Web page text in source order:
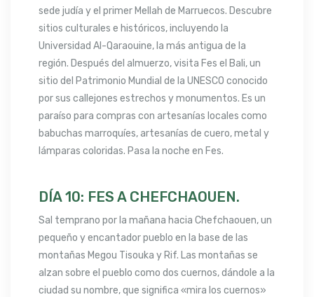
sede judía y el primer Mellah de Marruecos. Descubre
sitios culturales e históricos, incluyendo la
Universidad Al-Qaraouine, la más antigua de la
región. Después del almuerzo, visita Fes el Bali, un
sitio del Patrimonio Mundial de la UNESCO conocido
por sus callejones estrechos y monumentos. Es un
paraíso para compras con artesanías locales como
babuchas marroquíes, artesanías de cuero, metal y
lámparas coloridas. Pasa la noche en Fes.
DÍA 10: FES A CHEFCHAOUEN.
Sal temprano por la mañana hacia Chefchaouen, un
pequeño y encantador pueblo en la base de las
montañas Megou Tisouka y Rif. Las montañas se
alzan sobre el pueblo como dos cuernos, dándole a la
ciudad su nombre, que significa «mira los cuernos»